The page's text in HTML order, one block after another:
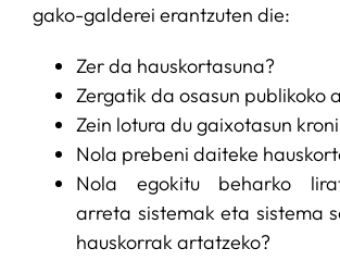
gako-galderei erantzuten die:
Zer da hauskortasuna?
Zergatik da osasun publikoko
Zein lotura du gaixotasun
Nola prebeni daiteke
Nola egokitu beharko
arreta sistemak eta sistema
hauskorrak artatzeko?